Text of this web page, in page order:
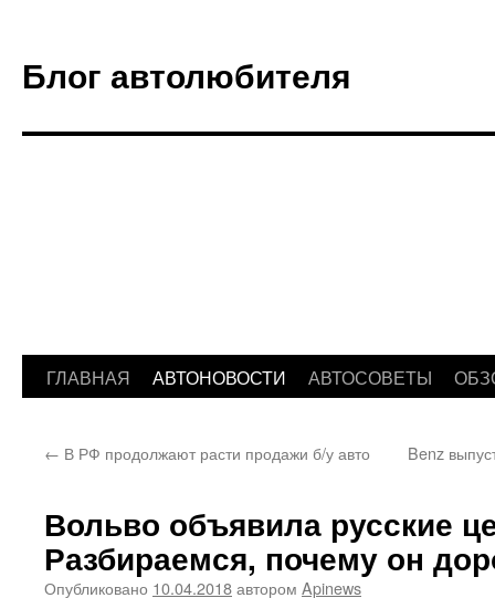
Блог автолюбителя
Перейти
содержимому
ГЛАВНАЯ АВТОНОВОСТИ АВТОСОВЕТЫ
← В РФ продолжают расти продажи б/у авто Benz
Вольво объявила русские
Разбираемся, почему он
Опубликовано 10.04.2018автором Apinews